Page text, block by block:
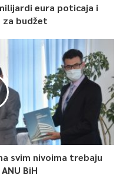
eura poticaja i
za budžet
svim nivoima trebaju
BiH